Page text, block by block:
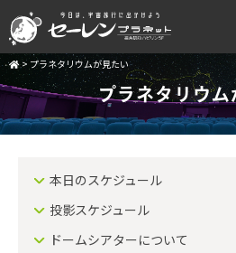
> プラネタリウムが見たい
プラネタリウム
本日のスケジュール
投影スケジュール
ドームシアターについて